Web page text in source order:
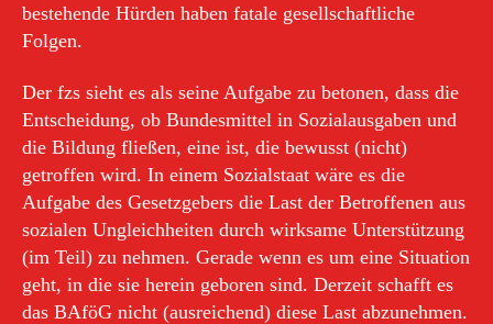
bestehende Hürden haben fatale gesellschaftliche
Folgen.
Der fzs sieht es als seine Aufgabe zu betonen, dass die
Entscheidung, ob Bundesmittel in Sozialausgaben und
die Bildung fließen, eine ist, die bewusst (nicht)
getroffen wird. In einem Sozialstaat wäre es die
Aufgabe des Gesetzgebers die Last der Betroffenen aus
sozialen Ungleichheiten durch wirksame Unterstützung
(im Teil) zu nehmen. Gerade wenn es um eine Situation
geht, in die sie herein geboren sind. Derzeit schafft es
das BAföG nicht (ausreichend) diese Last abzunehmen.